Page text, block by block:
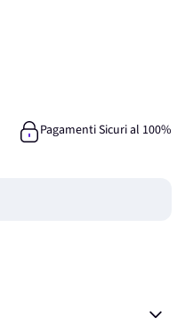
Pagamenti Sicuri al 100%